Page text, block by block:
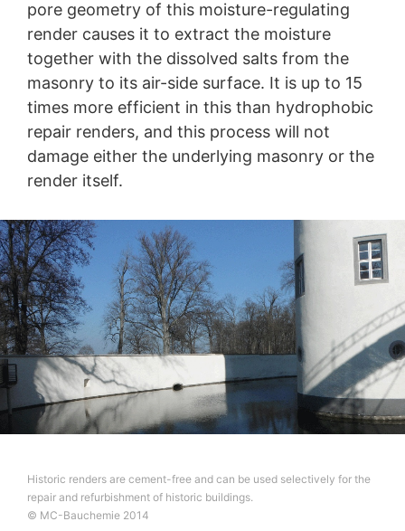
pore geometry of this moisture-regulating
render causes it to extract the moisture
together with the dissolved salts from the
masonry to its air-side surface. It is up to 15
times more efficient in this than hydrophobic
repair renders, and this process will not
damage either the underlying masonry or the
render itself.
Historic renders are cement-free and can be used selectively for the
repair and refurbishment of historic buildings.
© MC-Bauchemie 2014